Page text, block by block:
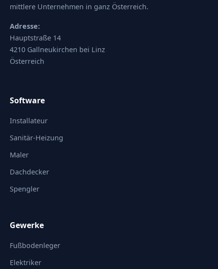
mittlere Unternehmen in ganz Österreich.
Adresse:
Hauptstraße 14
4210 Gallneukirchen bei Linz
Österreich
Software
Installateur
Sanitär-Heizung
Maler
Dachdecker
Spengler
Gewerke
Fußbodenleger
Elektriker